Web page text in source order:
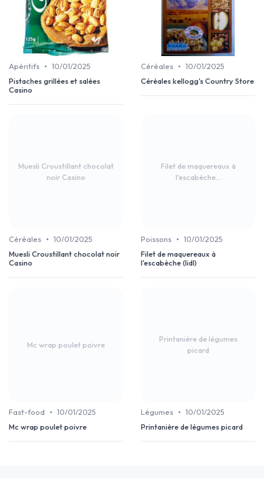
Apéritifs • 10/01/2025
Pistaches grillées et salées
Casino
Céréales • 10/01/2025
Céréales kellogg's Country Store
Muesli Croustillant chocolat
noir Casino
Céréales • 10/01/2025
Muesli Croustillant chocolat noir
Casino
Filet de maquereaux à
l'escabèche...
Poissons • 10/01/2025
Filet de maquereaux à
l'escabèche (lidl)
Mc wrap poulet poivre
Fast-food • 10/01/2025
Mc wrap poulet poivre
Printanière de légumes
picard
Légumes • 10/01/2025
Printanière de légumes picard